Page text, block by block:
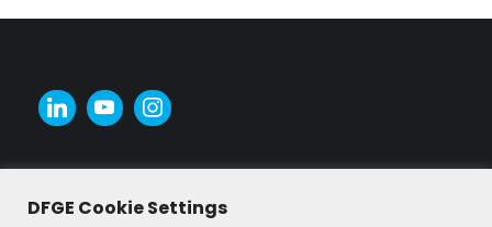
DFGE Cookie Settings